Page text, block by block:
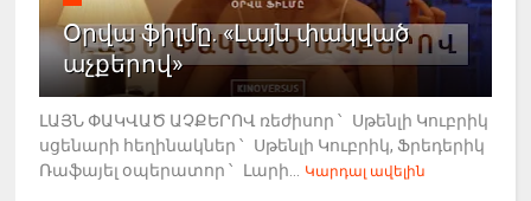
Օրվա ֆիլմը. «Լայն փակված
աչքերով»
ԼԱՅՆ ՓԱԿՎԱԾ ԱՉՔԵՐՈՎ ռեժիսոր ՝ Սթենլի Կուբրիկ
սցենարի հեղինակներ ՝ Սթենլի Կուբրիկ, Ֆրեդերիկ
Ռաֆայել օպերատոր ՝ Լարի...
Կարդալ ավելին